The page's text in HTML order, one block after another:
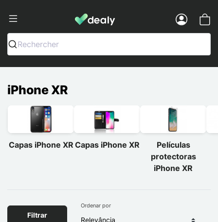
Dealy - Capas e acessórios para
Rechercher
iPhone XR
Capas iPhone XR Capas iPhone XR
Películas
protectoras
iPhone XR
Filtrar
Ordenar por